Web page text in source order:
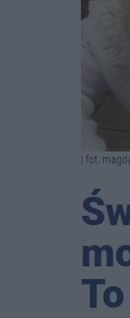
| fot.